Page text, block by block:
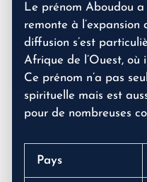
Le prénom Aboudou
remonte à l’expansion
diffusion s’est
Afrique de l’Ouest, où
Ce prénom n’a pas
spirituelle mais est
pour de nombreuses
Pays